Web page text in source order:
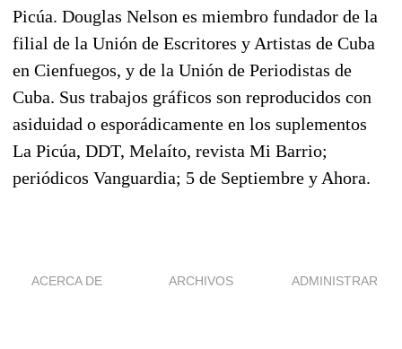
Picúa. Douglas Nelson es miembro fundador de la
filial de la Unión de Escritores y Artistas de Cuba
en Cienfuegos, y de la Unión de Periodistas de
Cuba. Sus trabajos gráficos son reproducidos con
asiduidad o esporádicamente en los suplementos
La Picúa, DDT, Melaíto, revista Mi Barrio;
periódicos Vanguardia; 5 de Septiembre y Ahora.
ACERCA DE ARCHIVOS ADMINISTRAR